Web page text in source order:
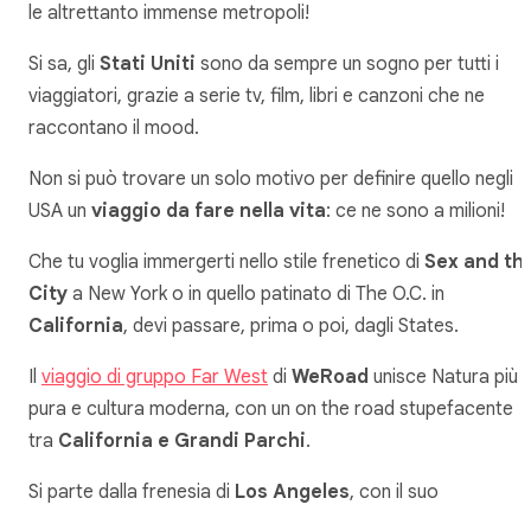
le altrettanto immense metropoli!
Si sa, gli Stati Uniti sono da sempre un sogno per tutti i
viaggiatori, grazie a serie tv, film, libri e canzoni che ne
raccontano il mood.
Non si può trovare un solo motivo per definire quello negli
USA un viaggio da fare nella vita: ce ne sono a milioni!
Che tu voglia immergerti nello stile frenetico di Sex and
City a New York o in quello patinato di The O.C. in
California, devi passare, prima o poi, dagli States.
Il viaggio di gruppo Far West di WeRoad unisce Natura più
pura e cultura moderna, con un on the road stupefacente
tra California e Grandi Parchi.
Si parte dalla frenesia di Los Angeles, con il suo